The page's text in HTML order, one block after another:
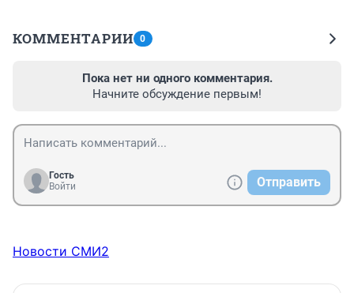
КОММЕНТАРИИ 0
Пока нет ни одного комментария.
Начните обсуждение первым!
Гость
Войти
Отправить
Новости СМИ2